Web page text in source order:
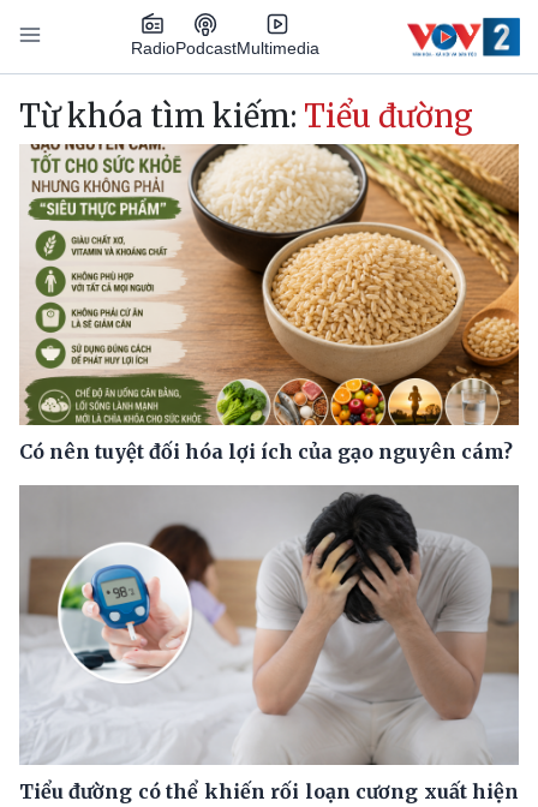
Nhảy đến nội dung
RadioPodcastMultimedia
Main navigation
Từ khóa tìm kiếm: Tiểu đường
Có nên tuyệt đối hóa lợi ích của gạo nguyên cám?
Tiểu đường có thể khiến rối loạn cương xuất hiện